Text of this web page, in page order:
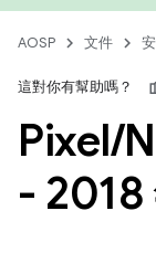
AOSP 文件
這對你有幫助嗎？
Pixel/
- 2018